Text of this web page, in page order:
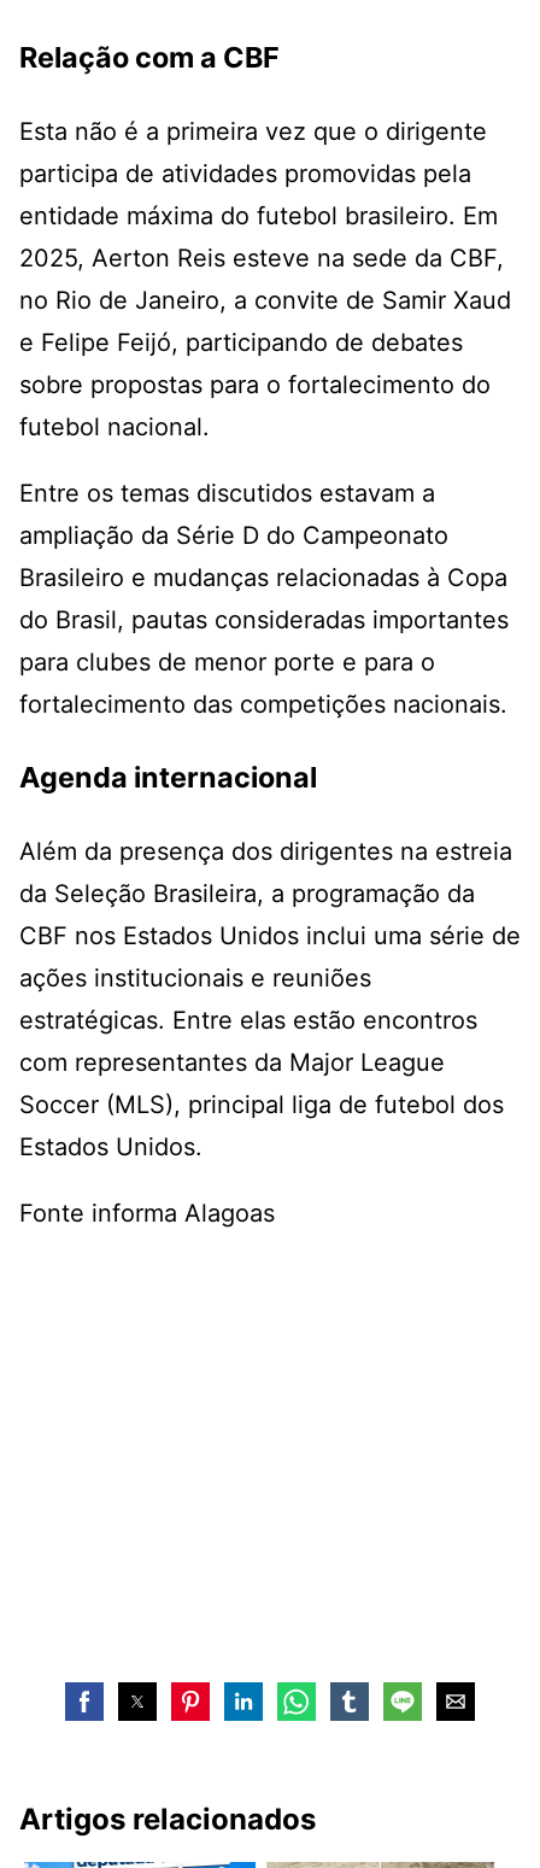
Relação com a CBF
Esta não é a primeira vez que o dirigente
participa de atividades promovidas pela
entidade máxima do futebol brasileiro. Em
2025, Aerton Reis esteve na sede da CBF,
no Rio de Janeiro, a convite de Samir Xaud
e Felipe Feijó, participando de debates
sobre propostas para o fortalecimento do
futebol nacional.
Entre os temas discutidos estavam a
ampliação da Série D do Campeonato
Brasileiro e mudanças relacionadas à Copa
do Brasil, pautas consideradas importantes
para clubes de menor porte e para o
fortalecimento das competições nacionais.
Agenda internacional
Além da presença dos dirigentes na estreia
da Seleção Brasileira, a programação da
CBF nos Estados Unidos inclui uma série de
ações institucionais e reuniões
estratégicas. Entre elas estão encontros
com representantes da Major League
Soccer (MLS), principal liga de futebol dos
Estados Unidos.
Fonte informa Alagoas
Artigos relacionados